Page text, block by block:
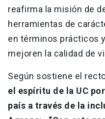
reafirma la misión de
herramientas de
en términos prácticos
mejoren la calidad de
Según sostiene el
el espíritu de la UC
país a través de la